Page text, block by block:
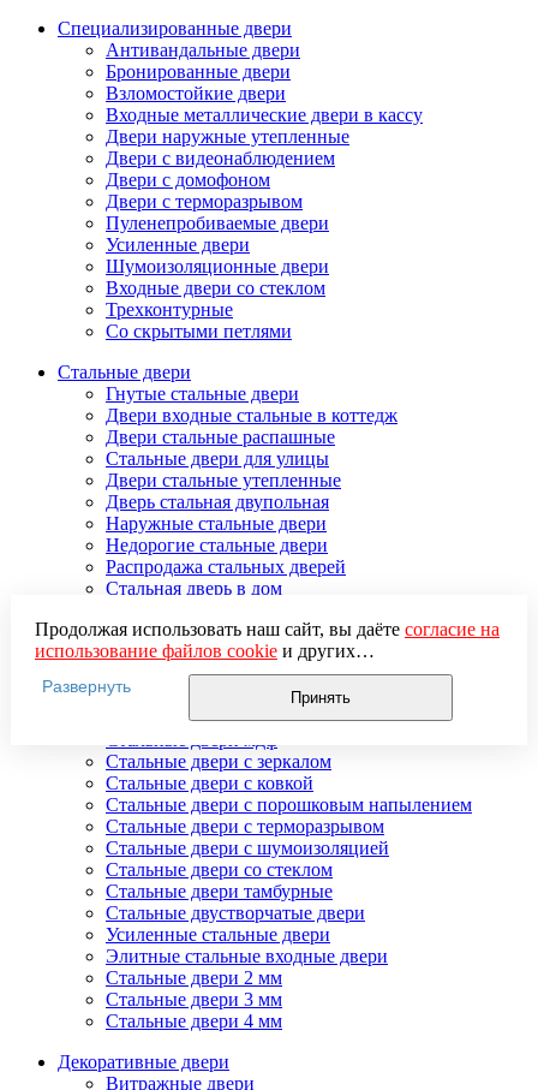
Специализированные двери
Антивандальные двери
Бронированные двери
Взломостойкие двери
Входные металлические двери в кассу
Двери наружные утепленные
Двери с видеонаблюдением
Двери с домофоном
Двери с терморазрывом
Пуленепробиваемые двери
Усиленные двери
Шумоизоляционные двери
Входные двери со стеклом
Трехконтурные
Со скрытыми петлями
Стальные двери
Гнутые стальные двери
Двери входные стальные в коттедж
Двери стальные распашные
Стальные двери для улицы
Двери стальные утепленные
Дверь стальная двупольная
Наружные стальные двери
Недорогие стальные двери
Распродажа стальных дверей
Стальная дверь в дом
Стальные взломостойкие двери
Стальные входные двери в квартиру
Стальные двери в подъезд
Стальные двери внутреннего открывания
Стальные двери массив
Стальные двери с зеркалом
Стальные двери с ковкой
Стальные двери с порошковым напылением
Стальные двери с терморазрывом
Стальные двери с шумоизоляцией
Стальные двери со стеклом
Стальные двери тамбурные
Стальные двустворчатые двери
Усиленные стальные двери
Элитные стальные входные двери
Стальные двери 2 мм
Стальные двери 3 мм
Стальные двери 4 мм
Декоративные двери
Витражные двери
Продолжая использовать наш сайт, вы даёте согласие на
использование файлов cookieи других
пользовательских данных (включая IP-адрес, сведения о
местоположении, устройстве, действиях на сайте и т. п.)
для функционирования сайта, проведения
использования систем аналитики (например,
Яндекс.Метрика), в соответствии с нашей
обработки персональных данных.
Если вы не хотите, чтобы ваши данные обрабатывались,
настройте ограничения в браузере или покиньте сайт.
Развернуть
Принять